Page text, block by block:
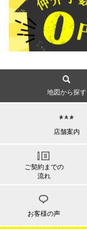
地図から探す
店舗案内
ご契約までの
流れ
お客様の声